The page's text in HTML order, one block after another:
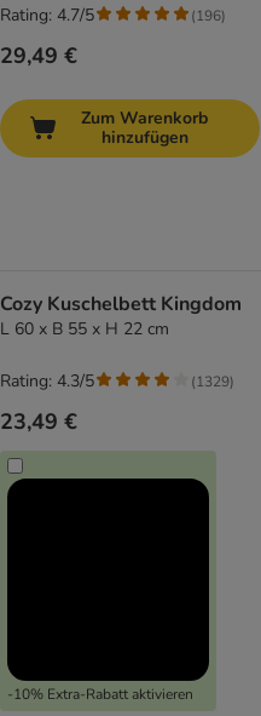
29,49 €
Rating: 4.7/5 (196)
Zum Warenkorb
hinzufügen
Cozy Kuschelbett Kingdom
L 60 x B 55 x H 22 cm
23,49 €
-10% Extra-Rabatt aktivieren
Rating: 4.3/5 (1329)